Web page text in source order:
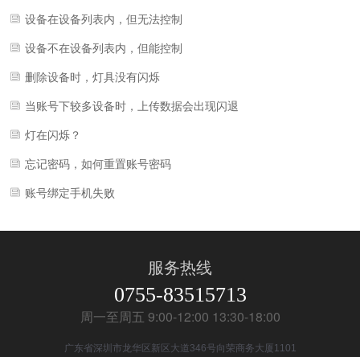
设备在设备列表内，但无法控制
设备不在设备列表内，但能控制
删除设备时，灯具没有闪烁
当账号下较多设备时，上传数据会出现闪退
灯在闪烁？
忘记密码，如何重置账号密码
账号绑定手机失败
服务热线
0755-83515713
周一至周五 9:00-12:00 13:30-18:00
广东省深圳市龙华区新区大道346号向荣商务大厦1101